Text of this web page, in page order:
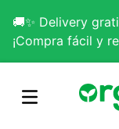
🚚✨ Delivery
¡Compra fácil y